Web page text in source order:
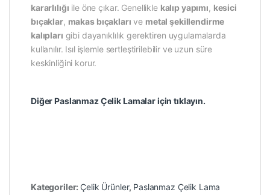
kararlılığı ile öne çıkar. Genellikle kalıp yapımı, kesici
bıçaklar, makas bıçakları ve metal şekillendirme
kalıpları gibi dayanıklılık gerektiren uygulamalarda
kullanılır. Isıl işlemle sertleştirilebilir ve uzun süre
keskinliğini korur.
Diğer Paslanmaz Çelik Lamalar için tıklayın.
Kategoriler: Çelik Ürünler, Paslanmaz Çelik Lama